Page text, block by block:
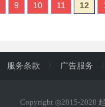
9 10 11 12
服务条款 / 广告服务 /
Copyright ◎2015-2020